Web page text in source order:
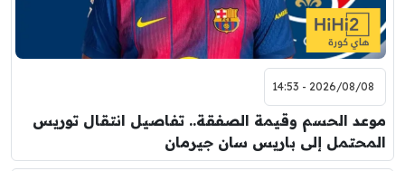
2026/08/08 - 14:53
موعد الحسم وقيمة الصفقة.. تفاصيل انتقال توريس
المحتمل إلى باريس سان جيرمان